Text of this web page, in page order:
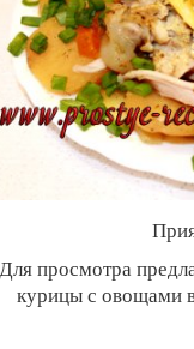
Для просмотра
курицы с овощами